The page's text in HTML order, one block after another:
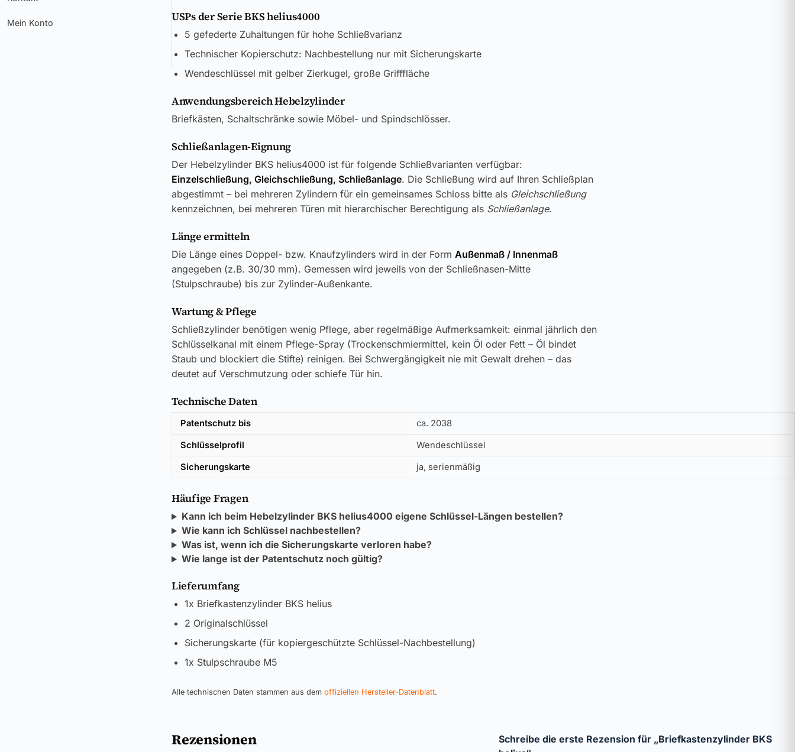
Mein Konto USPs der Serie BKS helius4000
5 gefederte Zuhaltungen für hohe Schließvarianz
Technischer Kopierschutz: Nachbestellung nur mit Sicherungskarte
Wendeschlüssel mit gelber Zierkugel, große Grifffläche
Anwendungsbereich Hebelzylinder
Briefkästen, Schaltschränke sowie Möbel- und Spindschlösser.
Schließanlagen-Eignung
Der Hebelzylinder BKS helius4000 ist für folgende Schließvarianten verfügbar:
Einzelschließung, Gleichschließung, Schließanlage. Die Schließung wird auf Ihren Schließplan
abgestimmt – bei mehreren Zylindern für ein gemeinsames Schloss bitte als Gleichschließung
kennzeichnen, bei mehreren Türen mit hierarchischer Berechtigung als Schließanlage.
Länge ermitteln
Die Länge eines Doppel- bzw. Knaufzylinders wird in der Form Außenmaß / Innenmaß
angegeben (z.B. 30/30 mm). Gemessen wird jeweils von der Schließnasen-Mitte
(Stulpschraube) bis zur Zylinder-Außenkante.
Wartung & Pflege
Schließzylinder benötigen wenig Pflege, aber regelmäßige Aufmerksamkeit: einmal jährlich den
Schlüsselkanal mit einem Pflege-Spray (Trockenschmiermittel, kein Öl oder Fett – Öl bindet
Staub und blockiert die Stifte) reinigen. Bei Schwergängigkeit nie mit Gewalt drehen – das
deutet auf Verschmutzung oder schiefe Tür hin.
Technische Daten
Patentschutz bis ca. 2038
Schlüsselprofil Wendeschlüssel
Sicherungskarte ja, serienmäßig
Häufige Fragen
Kann ich beim Hebelzylinder BKS helius4000 eigene Schlüssel-Längen bestellen?
Wie kann ich Schlüssel nachbestellen?
Was ist, wenn ich die Sicherungskarte verloren habe?
Wie lange ist der Patentschutz noch gültig?
Lieferumfang
1x Briefkastenzylinder BKS helius
2 Originalschlüssel
Sicherungskarte (für kopiergeschützte Schlüssel-Nachbestellung)
1x Stulpschraube M5
Alle technischen Daten stammen aus dem offiziellen Hersteller-Datenblatt.
Rezensionen
Schreibe die erste Rezension für „Briefkastenzylinder BKS